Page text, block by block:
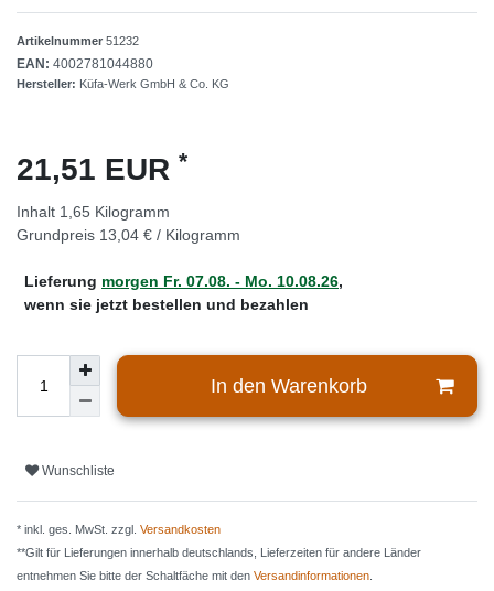
Artikelnummer 51232
EAN: 4002781044880
Hersteller: Küfa-Werk GmbH & Co. KG
21,51 EUR *
Inhalt 1,65 Kilogramm
Grundpreis 13,04 € / Kilogramm
Lieferung morgen Fr. 07.08. - Mo. 10.08.26,
wenn sie jetzt bestellen und bezahlen
In den Warenkorb
Wunschliste
* inkl. ges. MwSt. zzgl. Versandkosten
**Gilt für Lieferungen innerhalb deutschlands, Lieferzeiten für andere Länder
entnehmen Sie bitte der Schaltfäche mit den Versandinformationen